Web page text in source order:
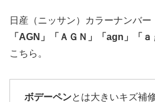
日産（ニッサン）カラーナンバー
「 AGN 」 「ＡＧＮ」 「agn」「ａ
こちら。
ボデーペンとは大きいキズ補